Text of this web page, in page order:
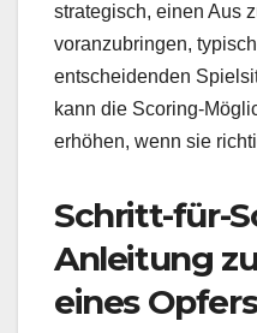
strategisch, einen Aus
voranzubringen,
entscheidenden
kann die Scoring-
erhöhen, wenn sie
Schritt-für-
Anleitung
eines